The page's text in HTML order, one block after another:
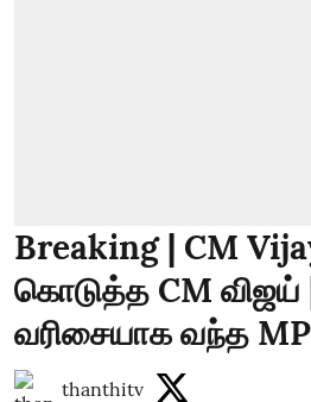
Breaking | CM
கொடுத்த CM விஜய்
வரிசையாக வந்த
thanthitv